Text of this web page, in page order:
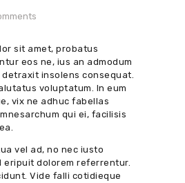
sit amet, probatus
eos ne, ius an admodum
detraxit insolens consequat.
voluptatum. In eum
vix ne adhuc fabellas
qui ei, facilisis
vel ad, no nec iusto
eripuit dolorem referrentur.
Vide falli cotidieque